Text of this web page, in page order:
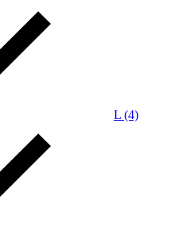
L (4)